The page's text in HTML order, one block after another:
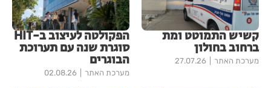
קשיש התמוטט ומת
ברחוב בחולון
מערכת האתר 27.07.26
הפקולטה לעיצוב ב-HIT
סוגרת שנה עם תערוכת
הבוגרים
מערכת האתר 02.08.26